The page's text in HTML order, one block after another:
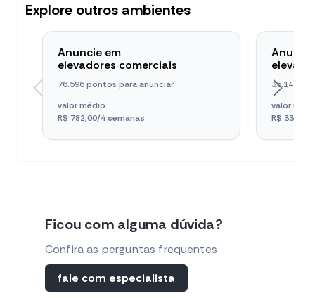
Explore outros ambientes
Anuncie em
elevadores comerciais
76.596 pontos para anunciar
valor médio
R$ 782,00/4 semanas
35.144
valor
R$ 338,00
Ficou com alguma dúvida?
Confira as perguntas frequentes
fale com especialista